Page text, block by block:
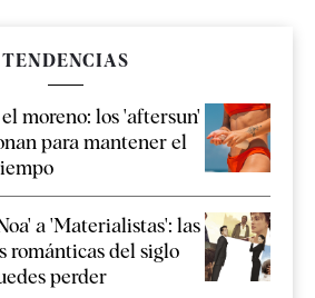
TENDENCIAS
moreno: los 'aftersun'
para mantener el
a 'Materialistas': las
románticas del siglo
perder